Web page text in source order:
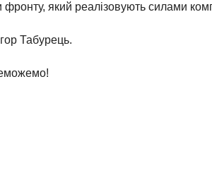
який реалізовують силами
Табурець.